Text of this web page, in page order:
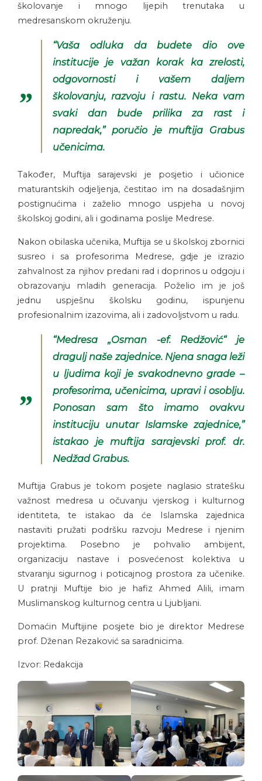
školovanje i mnogo lijepih trenutaka u
medresanskom okruženju.
“Vaša odluka da budete dio ove
institucije je važan korak ka zrelosti,
odgovornosti i vašem daljem
školovanju, razvoju i rastu. Neka vam
svaki dan bude prilika za rast i
napredak,” poručio je muftija Grabus
učenicima.
Također, Muftija sarajevski je posjetio i učionice
maturantskih odjeljenja, čestitao im na dosadašnjim
postignućima i zaželio mnogo uspjeha u novoj
školskoj godini, ali i godinama poslije Medrese.
Nakon obilaska učenika, Muftija se u školskoj zbornici
susreo i sa profesorima Medrese, gdje je izrazio
zahvalnost za njihov predani rad i doprinos u odgoju i
obrazovanju mladih generacija. Poželio im je još
jednu uspješnu školsku godinu, ispunjenu
profesionalnim izazovima, ali i zadovoljstvom u radu.
“Medresa „Osman -ef. Redžović“ je
dragulj naše zajednice. Njena snaga leži
u ljudima koji je svakodnevno grade –
profesorima, učenicima, upravi i osoblju.
Ponosan sam što imamo ovakvu
instituciju unutar Islamske zajednice,”
istakao je muftija sarajevski prof. dr.
Nedžad Grabus.
Muftija Grabus je tokom posjete naglasio stratešku
važnost medresa u očuvanju vjerskog i kulturnog
identiteta, te istakao da će Islamska zajednica
nastaviti pružati podršku razvoju Medrese i njenim
projektima. Posebno je pohvalio ambijent,
organizaciju nastave i posvećenost kolektiva u
stvaranju sigurnog i poticajnog prostora za učenike.
U pratnji Muftije bio je hafiz Ahmed Alili, imam
Muslimanskog kulturnog centra u Ljubljani.
Domaćin Muftijine posjete bio je direktor Medrese
prof. Dženan Rezaković sa saradnicima.
Izvor: Redakcija